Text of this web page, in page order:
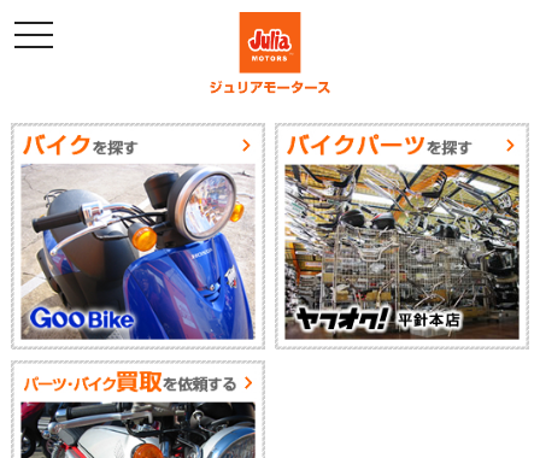
メ
ニ